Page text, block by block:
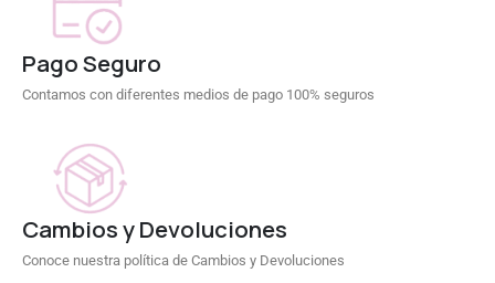
Pago Seguro
Contamos con diferentes medios de pago 100% seguros
Cambios y Devoluciones
Conoce nuestra política de Cambios y Devoluciones